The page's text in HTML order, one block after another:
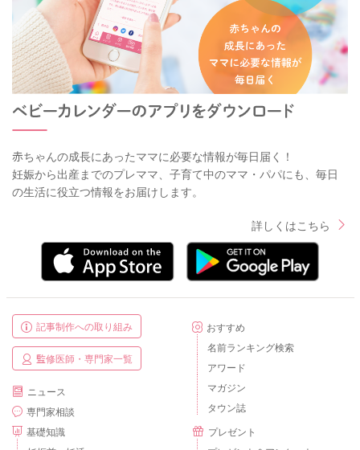
赤ちゃんの成長にあったママに必要な情報が毎日届く！
妊娠から出産までのプレママ、子育て中のママ・パパにも、毎日
の生活に役立つ情報をお届けします。
詳しくはこちら
記事制作への取り組み
監修医師・専門家一覧
ニュース
専門家相談
基礎知識
おすすめ
名前ランキング検索
アワード
マガジン
タウン誌
プレゼント